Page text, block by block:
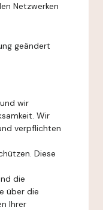
Netzwerken
geändert
wir
Wir
verpflichten
Diese
die
über die
Ihrer